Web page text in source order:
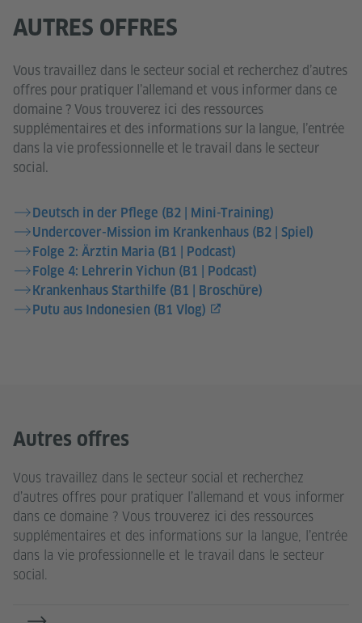
AUTRES OFFRES
Vous travaillez dans le secteur social et recherchez d’autres
offres pour pratiquer l’allemand et vous informer dans ce
domaine ? Vous trouverez ici des ressources
supplémentaires et des informations sur la langue, l’entrée
dans la vie professionnelle et le travail dans le secteur
social.
Deutsch in der Pflege (B2 | Mini-Training)
Undercover-Mission im Krankenhaus (B2 | Spiel)
Folge 2: Ärztin Maria (B1 | Podcast)
Folge 4: Lehrerin Yichun (B1 | Podcast)
Krankenhaus Starthilfe (B1 | Broschüre)
Putu aus Indonesien (B1 Vlog)
Autres offres
Vous travaillez dans le secteur social et recherchez
d’autres offres pour pratiquer l’allemand et vous informer
dans ce domaine ? Vous trouverez ici des ressources
supplémentaires et des informations sur la langue, l’entrée
dans la vie professionnelle et le travail dans le secteur
social.